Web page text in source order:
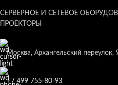
СЕРВЕРНОЕ И СЕТЕВОЕ
ПРОЕКТОРЫ
Москва, Архангельский переулок,
+7 499 755-80-93